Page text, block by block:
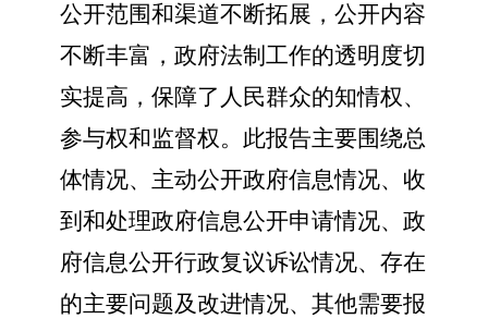
公开范围和渠道不断拓展，公开内容
不断丰富，政府法制工作的透明度切
实提高，保障了人民群众的知情权、
参与权和监督权。 此报告主要围绕总
体情况、主动公开政府信息情况、收
到和处理政府信息公开申请情况、政
府信息公开行政复议诉讼情况、存在
的主要问题及改进情况、其他需要报